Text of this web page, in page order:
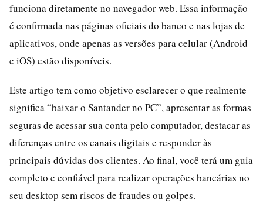
funciona diretamente no navegador web. Essa informação
é confirmada nas páginas oficiais do banco e nas lojas de
aplicativos, onde apenas as versões para celular (Android
e iOS) estão disponíveis.
Este artigo tem como objetivo esclarecer o que realmente
significa “baixar o Santander no PC”, apresentar as formas
seguras de acessar sua conta pelo computador, destacar as
diferenças entre os canais digitais e responder às
principais dúvidas dos clientes. Ao final, você terá um guia
completo e confiável para realizar operações bancárias no
seu desktop sem riscos de fraudes ou golpes.